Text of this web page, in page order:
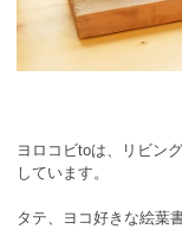
ヨロコビtoは、リビン
しています。
タテ、ヨコ好きな絵葉